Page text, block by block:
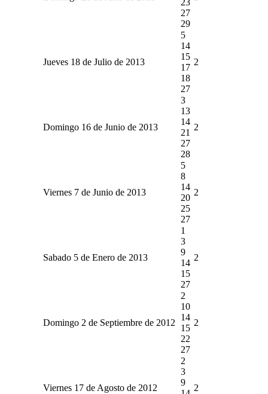
27
29
Jueves 18 de Julio de 2013
5
14
15
17
18
27
2
Domingo 16 de Junio de 2013
3
13
14
21
27
28
2
Viernes 7 de Junio de 2013
5
8
14
20
25
27
2
Sabado 5 de Enero de 2013
1
3
9
14
15
27
2
Domingo 2 de Septiembre de 2012
2
10
14
15
22
27
2
Viernes 17 de Agosto de 2012
2
3
9
2